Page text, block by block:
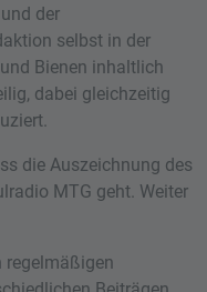
der
selbst in der
Bienen inhaltlich
dabei gleichzeitig
die Auszeichnung des
MTG geht. Weiter
regelmäßigen